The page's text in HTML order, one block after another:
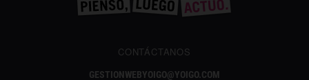
CONTÁCTANOS
GESTIONWEBYOIGO@YOIGO.COM